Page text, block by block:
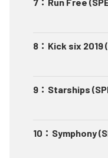
8 ： Kick six 2019
9 ： Starships
10 ： Symphony